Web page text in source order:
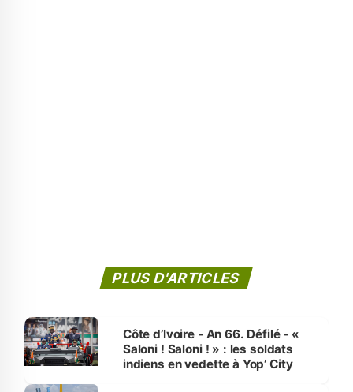
PLUS D'ARTICLES
Côte d’Ivoire - An 66. Défilé - «
Saloni ! Saloni ! » : les soldats
indiens en vedette à Yop’ City